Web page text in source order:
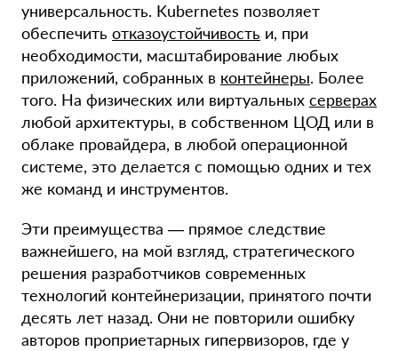
универсальность. Kubernetes позволяет
обеспечить отказоустойчивость и, при
необходимости, масштабирование любых
приложений, собранных в контейнеры. Более
того. На физических или виртуальных серверах
любой архитектуры, в собственном ЦОД или в
облаке провайдера, в любой операционной
системе, это делается с помощью одних и тех
же команд и инструментов.
Эти преимущества — прямое следствие
важнейшего, на мой взгляд, стратегического
решения разработчиков современных
технологий контейнеризации, принятого почти
десять лет назад. Они не повторили ошибку
авторов проприетарных гипервизоров, где у